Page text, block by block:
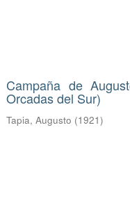
Campaña de
Orcadas del Sur)
Tapia, Augusto (1921)